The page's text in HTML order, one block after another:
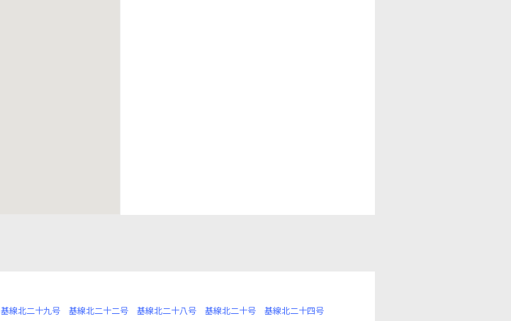
基線北二十九号 基線北二十二号 基線北二十八号 基線北二十号
基線北二十四号